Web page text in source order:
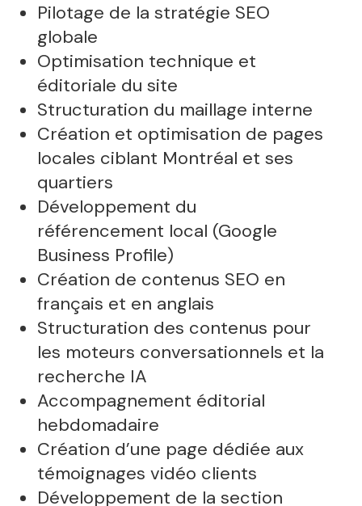
Pilotage de la stratégie SEO
globale
Optimisation technique et
éditoriale du site
Structuration du maillage interne
Création et optimisation de pages
locales ciblant Montréal et ses
quartiers
Développement du
référencement local (Google
Business Profile)
Création de contenus SEO en
français et en anglais
Structuration des contenus pour
les moteurs conversationnels et la
recherche IA
Accompagnement éditorial
hebdomadaire
Création d’une page dédiée aux
témoignages vidéo clients
Développement de la section